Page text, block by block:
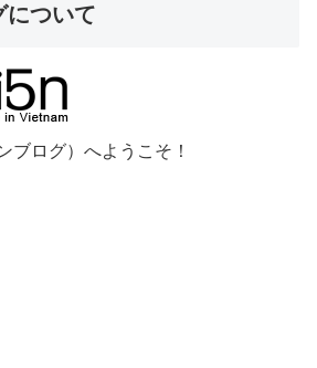
について
ブログ）へようこそ！